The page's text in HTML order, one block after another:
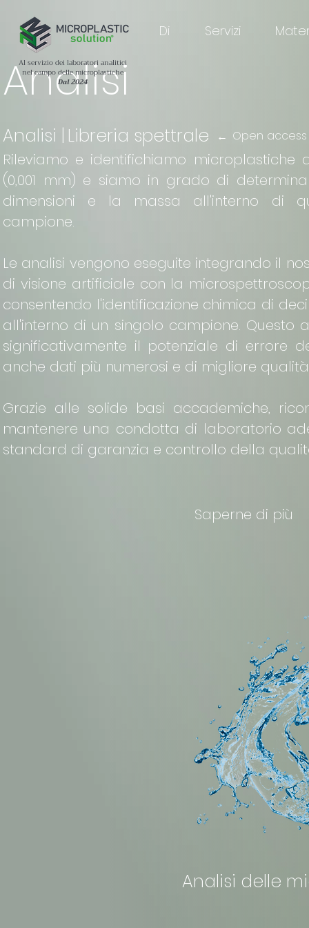
Al servizio dei laboratori analitici
nel campo delle microplastiche
Dal 2024
Di Servizi
Analisi
Analisi | Libreria spettrale
Rileviamo e identifichiamo microplastiche
(0,001 mm) e siamo in grado di
dimensioni e la massa all'interno di
campione.
Le analisi vengono eseguite integrando il
di visione artificiale con la
consentendo l'identificazione chimica di
all'interno di un singolo campione. Questo
significativamente il potenziale di errore
anche dati più numerosi e di migliore
Grazie alle solide basi accademiche,
mantenere una condotta di laboratorio
standard di garanzia e controllo della
← Open access
Saperne di più
Analisi delle